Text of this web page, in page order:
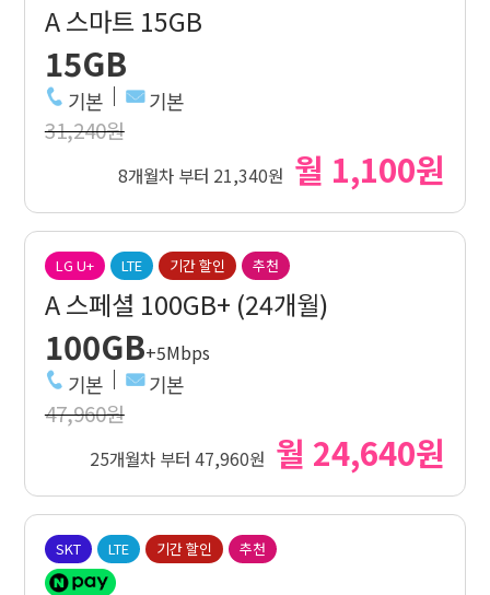
A 스마트 15GB
15GB
기본 기본
31,240원
8개월차 부터 21,340원 월 1,100원
LG U+ LTE 기간 할인 추천
A 스페셜 100GB+ (24개월)
100GB+5Mbps
기본 기본
47,960원
25개월차 부터 47,960원 월 24,640원
SKT LTE 기간 할인 추천